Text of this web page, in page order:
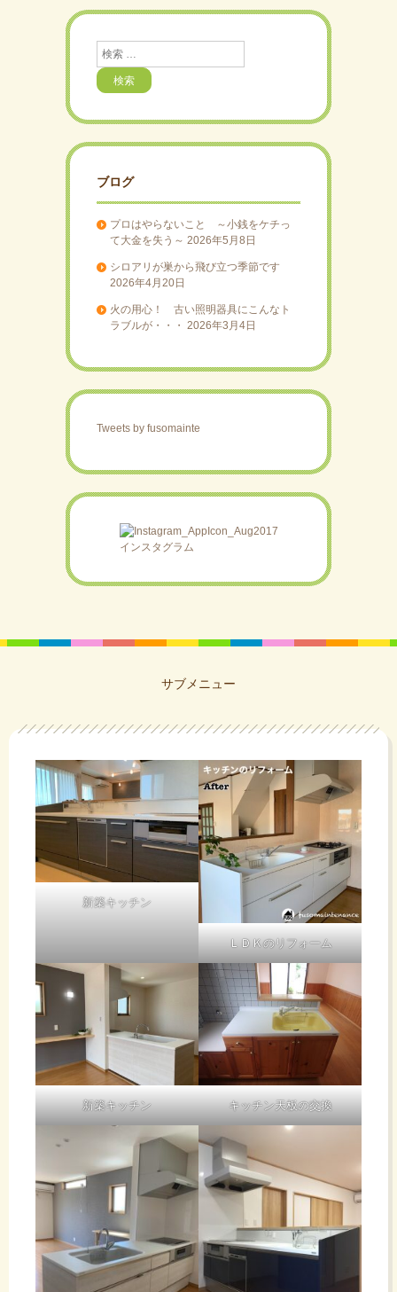
絶対にしな
いです。そ
う、こんな
危険なモノ
をね
ぇ・・・
暴
発
し
ま
す
よ。
画像はAI生
成なの
リ
ボ
ル
バ
ー
な
の
に
薬
莢
が
飛
リ
ー
な
ト
ラ
ブ
ル
が・・・
ポ
ー
チ
ラ
イ
ト
が
点
か
な
い
電球交換し
てもダメ、
スイッチ点
検してもダ
メ・・・器
具本体に検
賞
獲
得
に
は
至
ま
せ
ん
が・・・
内容
は、
エ
コ
キ
ュー
ト強
制昼
運転
に
よ
アの不具合
と思われる
不幸な事故
が発生しま
した。被害
にあわれた
方のご冥福
をお祈りし
ます。
さて、ドア
ラッチによ
る閉じ込め
事故を防ぐ
には？
１ ドアの
取り扱いは
やさしく、
丁寧に バ
ーン、ドー
ン（国際会
議）とかダ
メ、絶対！
（20年）に
交換
３ 違和感
を感じたら
ころでしょ
のご依頼
レバーハン
ドルを下げ
い！
げる方向で
は開くそう
です。（ツ
メが入って
る）
内部の部品
が割れた時
す。このま
ま故障が進
行したら閉
じ込め事故
になりま
処置として
はラッチの
ほとんどが
ペ
ッ
ト
ド
ア
取
付
変わり目に
なる傾向に
ね。
ご依頼者に
聞くと
冷暖
房の
効率
を上
げ
る
た
め
なるほど
♪ ペット
ドアは省エ
チェック、
アドバイス
をいただけ
また、施工
事例に使う
写真などの
も使えるの
験
し
て
み
た
監督：この
バイクの背
景をアフリ
カのサバン
ナに変えて
レタッチを
お願いしま
AI:アフリカ
のサバンナ
を背景にし
たバイクの
レタッチで
す。
を替えられ
2種なのに
サバンナ！
昼食はカレ
（大）！
電線や電柱
が写り込ん
検
索
ブログ
プロはやらないこと ～小銭をケチっ
て大金を失う～ 2026年5月8日
シロアリが巣から飛び立つ季節です
2026年4月20日
火の用心！ 古い照明器具にこんなト
ラブルが・・・ 2026年3月4日
Tweets by fusomainte
インスタグラム
サブメニュー
新築キッチン
ＬＤＫのリフォーム
新築キッチン キッチン天板の交換